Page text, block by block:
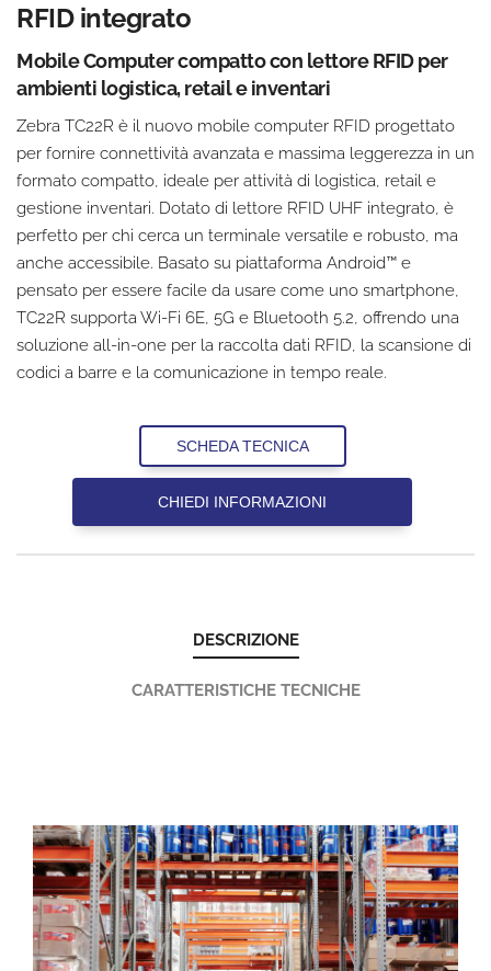
RFID integrato
Mobile Computer compatto con lettore RFID per
ambienti logistica, retail e inventari
Zebra TC22R è il nuovo mobile computer RFID progettato
per fornire connettività avanzata e massima leggerezza in un
formato compatto, ideale per attività di logistica, retail e
gestione inventari. Dotato di lettore RFID UHF integrato, è
perfetto per chi cerca un terminale versatile e robusto, ma
anche accessibile. Basato su piattaforma Android™ e
pensato per essere facile da usare come uno smartphone,
TC22R supporta Wi-Fi 6E, 5G e Bluetooth 5.2, offrendo una
soluzione all-in-one per la raccolta dati RFID, la scansione di
codici a barre e la comunicazione in tempo reale.
SCHEDA TECNICA
CHIEDI INFORMAZIONI
DESCRIZIONE
CARATTERISTICHE TECNICHE